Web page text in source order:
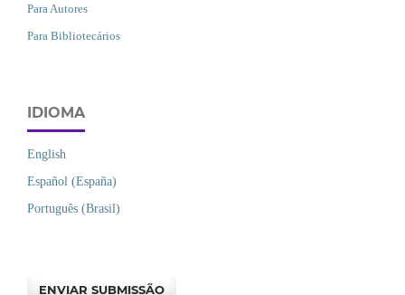
Para Autores
Para Bibliotecários
IDIOMA
English
Español (España)
Português (Brasil)
ENVIAR SUBMISSÃO